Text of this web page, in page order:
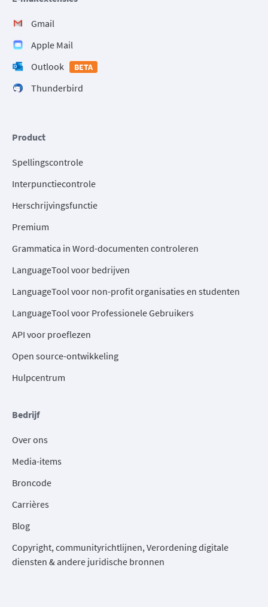
Gmail
Apple Mail
Outlook
BETA
Thunderbird
Product
Spellingscontrole
Interpunctiecontrole
Herschrijvingsfunctie
Premium
Grammatica in Word-documenten controleren
LanguageTool voor bedrijven
LanguageTool voor non-profit organisaties en studenten
LanguageTool voor Professionele Gebruikers
API voor proeflezen
Open source-ontwikkeling
Hulpcentrum
Bedrijf
Over ons
Media-items
Broncode
Carrières
Blog
Copyright, communityrichtlijnen, Verordening digitale
diensten & andere juridische bronnen